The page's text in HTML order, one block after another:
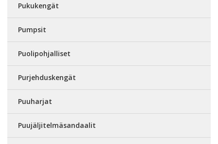
Pukukengät
Pumpsit
Puolipohjalliset
Purjehduskengät
Puuharjat
Puujäljitelmäsandaalit